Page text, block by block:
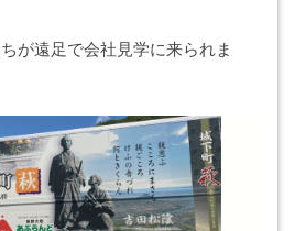
が遠足で会社見学に来られま